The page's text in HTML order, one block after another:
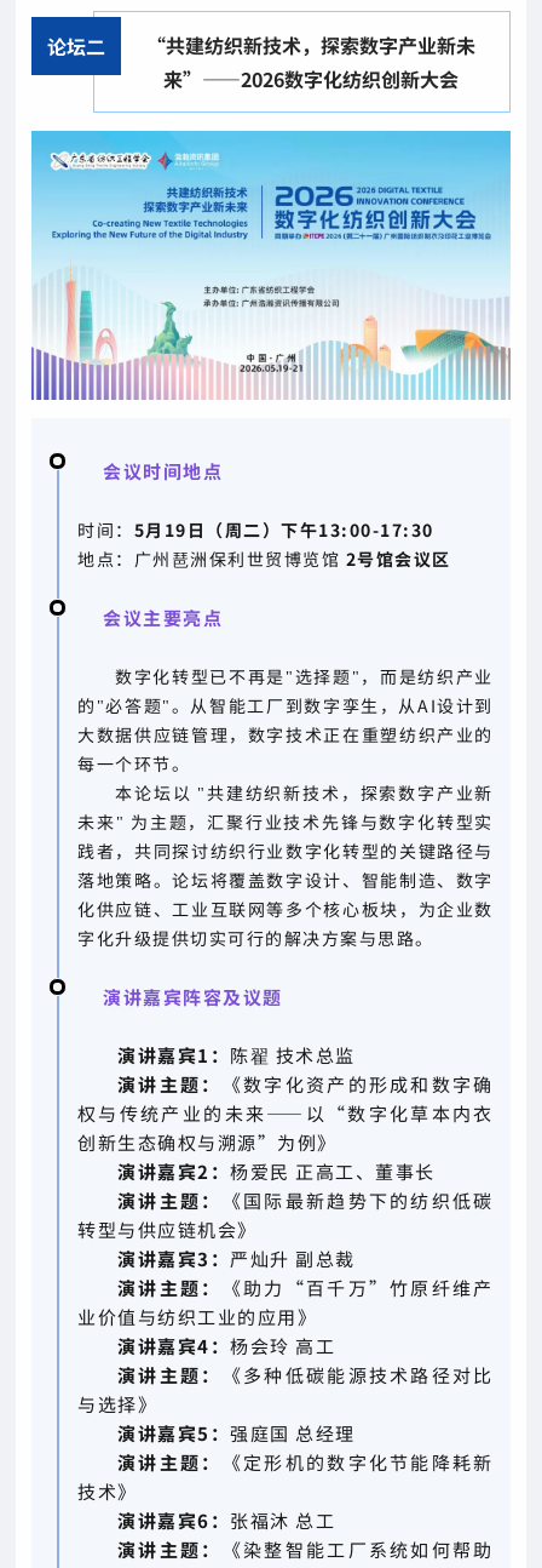
论坛二
“共建纺织新技术，探索数字产业新未
来”——2026数字化纺织创新大会
会议时间地点
时间： 5月19日（周二）下午13:00-17:30
地点：广州琶洲保利世贸博览馆 2号馆会议区
会议主要亮点
数字化转型已不再是"选择题"，而是纺织产业
的"必答题"。从智能工厂到数字孪生，从AI设计到
大数据供应链管理，数字技术正在重塑纺织产业的
每一个环节。
本论坛以 "共建纺织新技术，探索数字产业新
未来" 为主题，汇聚行业技术先锋与数字化转型实
践者，共同探讨纺织行业数字化转型的关键路径与
落地策略。论坛将覆盖数字设计、智能制造、数字
化供应链、工业互联网等多个核心板块，为企业数
字化升级提供切实可行的解决方案与思路。
演讲嘉宾阵容及议题
演讲嘉宾1： 陈翟 技术总监
演讲主题：
《数字化资产的形成和数字确
权与传统产业的未来——以“数字化草本内衣
创新生态确权与溯源”为例》
演讲嘉宾2：杨爱民 正高工、董事长
演讲主题：
《国际最新趋势下的纺织低碳
转型与供应链机会》
演讲嘉宾3： 严灿升 副总裁
演讲主题：
《助力“百千万”竹原纤维产
业价值与纺织工业的应用》
演讲嘉宾4：杨会玲 高工
演讲主题：
《多种低碳能源技术路径对比
与选择》
演讲嘉宾5：强庭国 总经理
演讲主题：
《定形机的数字化节能降耗新
技术》
演讲嘉宾6： 张福沐 总工
演讲主题：
《染整智能工厂系统如何帮助